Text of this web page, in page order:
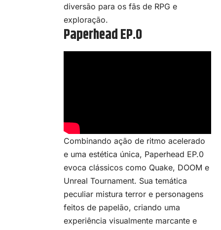
diversão para os fãs de RPG e
exploração.
Paperhead EP.0
Combinando ação de ritmo acelerado
e uma estética única, Paperhead EP.0
evoca clássicos como Quake, DOOM e
Unreal Tournament. Sua temática
peculiar mistura terror e personagens
feitos de papelão, criando uma
experiência visualmente marcante e